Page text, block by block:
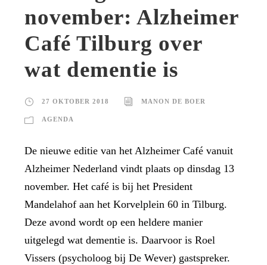
november: Alzheimer
Café Tilburg over
wat dementie is
27 OKTOBER 2018 MANON DE BOER
AGENDA
De nieuwe editie van het Alzheimer Café vanuit
Alzheimer Nederland vindt plaats op dinsdag 13
november. Het café is bij het President
Mandelahof aan het Korvelplein 60 in Tilburg.
Deze avond wordt op een heldere manier
uitgelegd wat dementie is. Daarvoor is Roel
Vissers (psycholoog bij De Wever) gastspreker.